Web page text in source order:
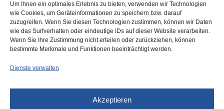
Um Ihnen ein optimales Erlebnis zu bieten, verwenden wir Technologien
wie Cookies, um Geräteinformationen zu speichern bzw. darauf
zuzugreifen. Wenn Sie diesen Technologien zustimmen, können wir Daten
wie das Surfverhalten oder eindeutige IDs auf dieser Website verarbeiten.
Wenn Sie Ihre Zustimmung nicht erteilen oder zurückziehen, können
bestimmte Merkmale und Funktionen beeinträchtigt werden.
Dienste verwalten
Akzeptieren
DÜSSELDORF VOR 2 MONATEN
Aus für die Weiße Flotte!
„Das letzte Wochenende für eine Panoramafahrt, legt die Ohren an